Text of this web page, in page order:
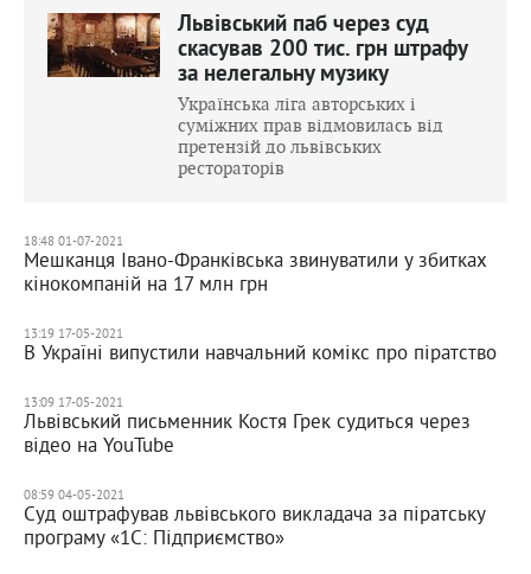
Львівський паб через суд
скасував 200 тис. грн штрафу
за нелегальну музику
Українська ліга авторських і
суміжних прав відмовилась від
претензій до львівських
рестораторів
18:48 01-07-2021
Мешканця Івано-Франківська звинуватили у збитках
кінокомпаній на 17 млн грн
13:19 17-05-2021
В Україні випустили навчальний комікс про піратство
13:09 17-05-2021
Львівський письменник Костя Грек судиться через
відео на YouTube
08:59 04-05-2021
Суд оштрафував львівського викладача за піратську
програму «1С: Підприємство»